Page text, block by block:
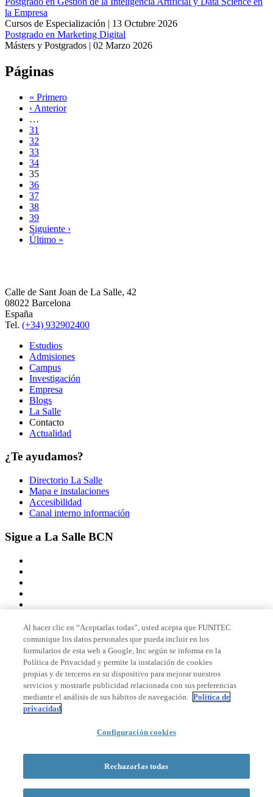
la Empresa
Cursos de Especialización | 13 Octubre 2026
Postgrado en Marketing Digital
Másters y Postgrados | 02 Marzo 2026
Páginas
« Primero
‹ Anterior
…
31
32
33
34
35
36
37
38
39
Siguiente ›
Último »
Calle de Sant Joan de La Salle, 42
08022 Barcelona
España
Tel. (+34) 932902400
Estudios
Admisiones
Campus
Investigación
Empresa
Blogs
La Salle
Contacto
Actualidad
¿Te ayudamos?
Directorio La Salle
Mapa e instalaciones
Accesibilidad
Canal interno información
Sigue a La Salle BCN
Miembro de
Acreditaciones
© 2026 La Salle Campus Barcelona - URL |
Formulario de búsqueda
Al hacer clic en “Aceptarlas todas”, usted acepta que FUNITEC
comunique los datos personales que pueda incluir en los
formularios de esta web a Google, Inc según se informa en la
Política de Privacidad y permite la instalación de cookies
propias y de terceros en su dispositivo para mejorar nuestros
servicios y mostrarle publicidad relacionada con sus preferencias
mediante el análisis de sus hábitos de navegación. Política de
privacidad
Configuración cookies
Rechazarlas todas